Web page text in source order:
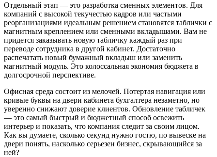
Отдельный этап — это разработка сменных элементов. Для
компаний с высокой текучестью кадров или частыми
реорганизациями идеальным решением становятся таблички с
магнитным креплением или сменными вкладышами. Вам не
придется заказывать новую табличку каждый раз при
переводе сотрудника в другой кабинет. Достаточно
распечатать новый бумажный вкладыш или заменить
магнитный модуль. Это колоссальная экономия бюджета в
долгосрочной перспективе.
Офисная среда состоит из мелочей. Потертая навигация или
кривые буквы на двери кабинета бухгалтера незаметно, но
уверенно снижают доверие клиентов. Обновление табличек
— это самый быстрый и бюджетный способ освежить
интерьер и показать, что компания следит за своим лицом.
Как вы думаете, сколько секунд нужно гостю, по вывеске на
двери понять, насколько серьезен бизнес, скрывающийся за
ней?